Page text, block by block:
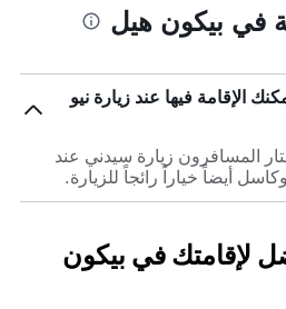
في بيكون هيل
الإقامة فيها عند زيارة نيو
المسافرون زيارة سيدني عند
أيضاً خياراً رائجاً للزيارة.
لإقامتك في بيكون